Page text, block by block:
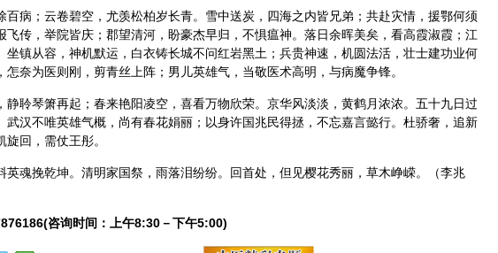
百病；云卷碧空，尤羡松柏岁长青。雪中送炭，四海之内皆兄弟；共赴灾情，援鄂何须
飞传，举院皆庆；郡望清河，盼豪杰早归，不惧瘟神。落日余晖美矣，看高霞淑霞；江
坐镇从容，神机默运，白衣铸长城不问红岩黑土；兵贵神速，机圆法活，壮士建功业何
奈为医则刚，剪青丝上阵；男儿英雄气，当敬医术高明，与病魔争锋。
静聆琴箫再起；春来艳阳凌空，喜看万物欣荣。京华风淡淡，黄鹤月浓浓。五十九日过
武汉不唯英雄气概，尚有春花娟丽；以身许国兆民得拯，不忘嘉言懿行。杜骄奢，追新
回，需仗王彤。
魂挽乾坤。 清明家国祭，雨落泪纷纷。回首处，但见樱花秀丽，草木峥嵘。（李兆
咨询时间：上午8:30－下午5:00)